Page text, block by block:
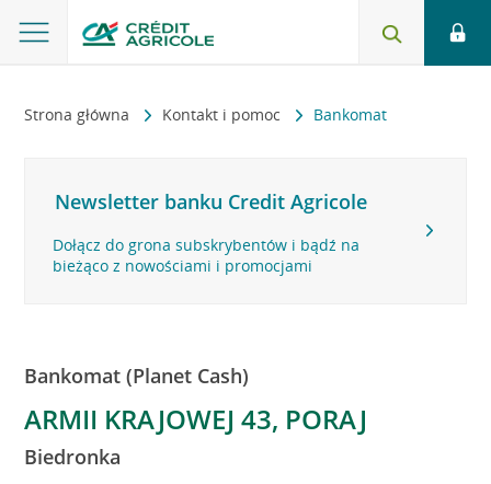
Strona główna Kontakt i pomoc Bankomat
Newsletter banku Credit Agricole
Dołącz do grona subskrybentów i bądź na
bieżąco z nowościami i promocjami
Bankomat (Planet Cash)
ARMII KRAJOWEJ 43, PORAJ
Biedronka